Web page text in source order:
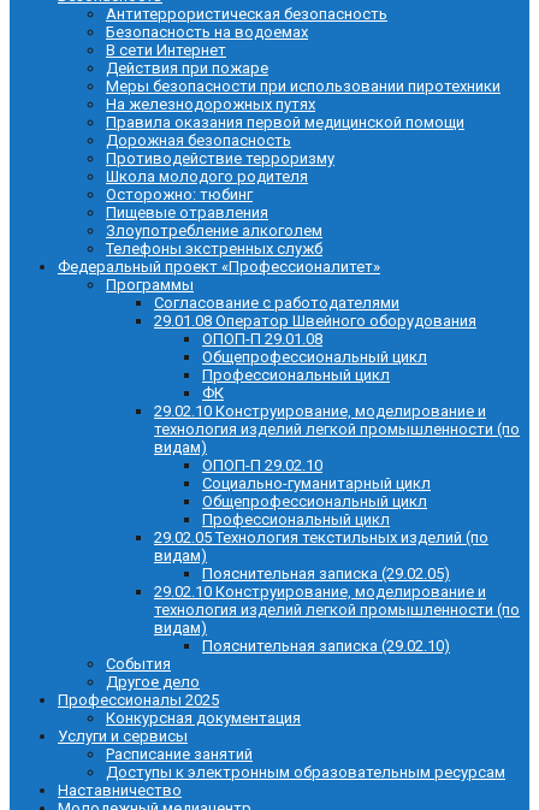
Антитеррористическая безопасность
Безопасность на водоемах
В сети Интернет
Действия при пожаре
Меры безопасности при использовании пиротехники
На железнодорожных путях
Правила оказания первой медицинской помощи
Дорожная безопасность
Противодействие терроризму
Школа молодого родителя
Осторожно: тюбинг
Пищевые отравления
Злоупотребление алкоголем
Телефоны экстренных служб
Федеральный проект «Профессионалитет»
Программы
Согласование с работодателями
29.01.08 Оператор Швейного оборудования
ОПОП-П 29.01.08
Общепрофессиональный цикл
Профессиональный цикл
ФК
29.02.10 Конструирование, моделирование и
технология изделий легкой промышленности (по
видам)
ОПОП-П 29.02.10
Социально-гуманитарный цикл
Общепрофессиональный цикл
Профессиональный цикл
29.02.05 Технология текстильных изделий (по
видам)
Пояснительная записка (29.02.05)
29.02.10 Конструирование, моделирование и
технология изделий легкой промышленности (по
видам)
Пояснительная записка (29.02.10)
События
Другое дело
Профессионалы 2025
Конкурсная документация
Услуги и сервисы
Расписание занятий
Доступы к электронным образовательным ресурсам
Наставничество